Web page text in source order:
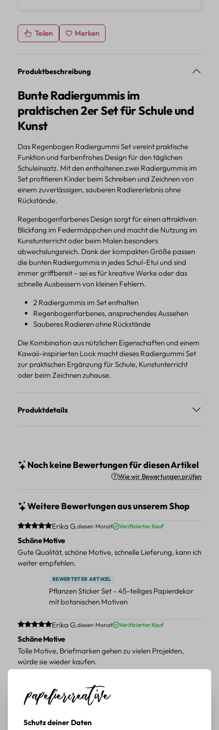
Teilen Merken
Produktbeschreibung
Bunte Radiergummis im
praktischen 2er Set für Schule und
Kunst
Das Regenbogen Radiergummi Set vereint praktische
Funktion und farbenfrohes Design für den täglichen
Schuleinsatz. Mit den enthaltenen zwei Radiergummis im
Set profitieren Kinder beim Schreiben und Zeichnen von
einem zuverlässigen, sauberen Radiererlebnis ohne
Rückstände.
Regenbogenfarbenes Design sorgt für einen attraktiven
Blickfang im Federmäppchen und macht die Nutzung im
Kunstunterricht oder beim Malen besonders
abwechslungsreich. Dank der kompakten Größe passen
die bunten Radiergummis in jedes Schul-Etui und sind
immer griffbereit – sei es für kreative Werke oder das
schnelle Ausbessern von kleinen Fehlern.
2 Radiergummis im Set enthalten
Regenbogenfarbenes, ansprechendes Aussehen
Sauberes Radieren ohne Rückstände
Die Kombination aus nützlichen Eigenschaften und einem
Kawaii-inspirierten Look macht dieses Radiergummi Set
zur praktischen Ergänzung für Schule, Kunstunterricht
oder beim Zeichnen zuhause.
Produktdetails
Noch keine Bewertungen für diesen Artikel
Wie wir Bewertungen prüfen
Weitere Bewertungen aus unserem Shop
Durchschnittliche Bewertung von 5 von 5 Sternen
Erika G.diesen Monat Verifizierter Kauf
Schöne Motive
Gute Qualität, schöne Motive, schnelle Lieferung, kann ich
weiter empfehlen.
BEWERTETER ARTIKEL
Pflanzen Sticker Set – 45-teiliges Papierdekor
mit botanischen Motiven
Durchschnittliche Bewertung von 5 von 5 Sternen
Erika G.diesen Monat Verifizierter Kauf
Schöne Motive
Tolle Motive, Briefmarken gehen zu vielen Projekten,
würde sie wieder kaufen.
Retro Briefmarken Sticker Set – 45 Papier-
Sticker mit Wald- und Tiermotiven
Durchschnittliche Bewertung von 5 von 5 Sternen
Erika G.diesen Monat
Schutz deiner Daten